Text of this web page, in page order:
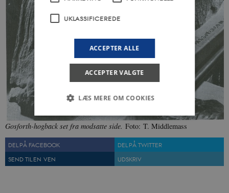
Gosforth-hogback set fra modsatte side. Foto: T. Middlemass
DEL PÅ FACEBOOK
DEL PÅ TWITTER
SEND TIL EN VEN
UDSKRIV
UKLASSIFICEREDE
ACCEPTER ALLE
ACCEPTER VALGTE
LÆS MERE OM COOKIES
Nødvendige Statistiske
Marketing
Funktionelle
Uklassificerede